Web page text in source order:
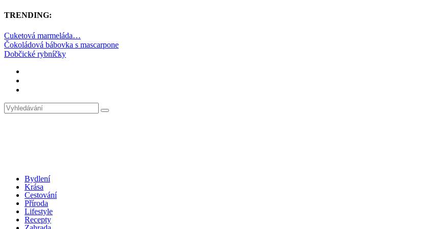
TRENDING:
Cuketová marmeláda…
Čokoládová bábovka s mascarpone
Dobčické rybníčky
Bydlení
Krása
Cestování
Příroda
Lifestyle
Recepty